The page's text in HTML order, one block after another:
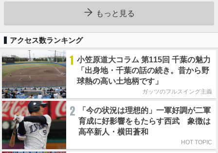
もっと見る
アクセス数ランキング
1 小笠原道大コラム 第115回 千葉の魅力
「出身地・千葉の話の続き。昔から野
球熱の高い土地柄です」
ガッツのフルスイング主義
2
「今の状況は理想的」一軍好調が二軍
育成に好影響をもたらす西武 象徴は
高卒新人・横田蒼和
HOT TOPIC